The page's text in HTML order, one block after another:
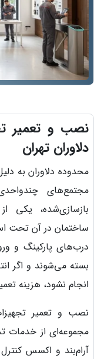
نصب و تعمیر
دلاوران تهران
محدوده دلاوران به
مجتمع‌های
بازسازی‌شده، یکی
ساختمان در آن تحت
درب‌های پارکینگ و
بسته می‌شوند و اگر
انجام نشود، هزینه
نصب و تعمیر
مجموعه‌ای از خدمات
آرام‌بند و اکسس